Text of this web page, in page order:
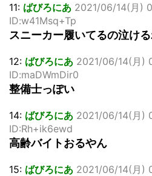
11: ばびろにあ 2021/06/14(月)
ID:w41Msq+Tp
スニーカー履いてるの泣け
12: ばびろにあ 2021/06/14(月)
ID:maDWmDir0
整備士っぽい
14: ばびろにあ 2021/06/14(月)
ID:Rh+ik6ewd
高齢バイトおるやん
15: ばびろにあ 2021/06/14(月)